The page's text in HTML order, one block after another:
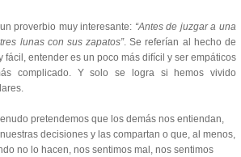
proverbio muy interesante: “Antes de juzgar a una
lunas con sus zapatos”. Se referían al hecho de
fácil, entender es un poco más difícil y ser empáticos
complicado. Y solo se logra si hemos vivido
pretendemos que los demás nos entiendan,
decisiones y las compartan o que, al menos,
no lo hacen, nos sentimos mal, nos sentimos